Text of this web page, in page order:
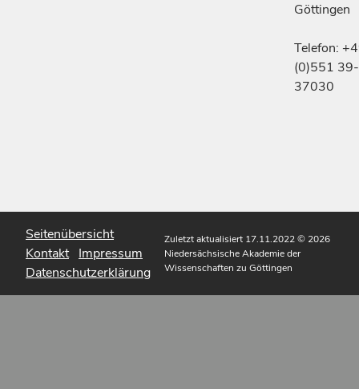
Göttingen
Telefon:
(0)551 39-
37030
Seitenübersicht
Kontakt Impressum
Datenschutzerklärung
Zuletzt aktualisiert 17.11.2022© 2026
Niedersächsische Akademie der
Wissenschaften zu Göttingen